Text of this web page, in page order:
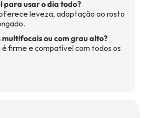
para usar o dia todo?
leveza, adaptação ao rosto
ou com grau alto?
é firme e compatível com todos os